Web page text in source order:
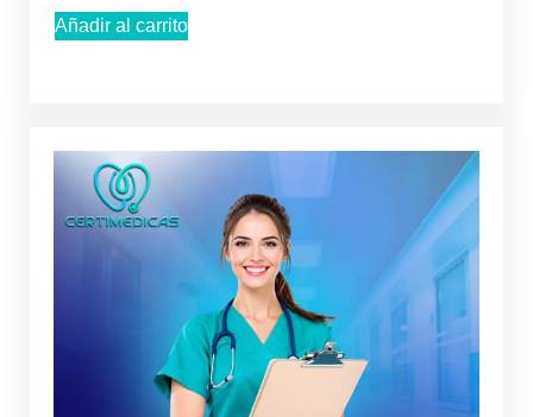
Añadir al carrito